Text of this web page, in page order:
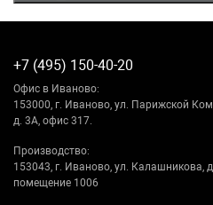
+7 (495) 150-40-20
Офис в Иваново:
153000, г. Иваново, ул. Парижской
д. 3А, офис 317.
Производство:
153043, г. Иваново, ул. Калашникова,
помещение 1006